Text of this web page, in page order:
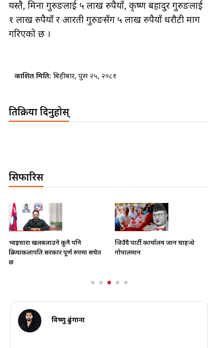
यस्तै, मिना गुरुङलाई ५ लाख रुपैयाँ, कृष्ण बहादुर गुरुङलाई
१ लाख रुपैयाँ र आरती गुरुङसँग ५ लाख रुपैयाँ धरौटी माग
गरिएको छ ।
प्रकाशित मिति: बिहीबार, पुस २५, २०८१
प्रतिक्रिया दिनुहोस्
सिफारिस
भाइचारा खलबलाउने कुनै पनि
क्रियाकलापप्रति सरकार पूर्ण रुपमा सचेत
छ
जिउँदै पार्टी कार्यालय जान चाहन्थे
गोपालमान
विष्णु ढुंगाना